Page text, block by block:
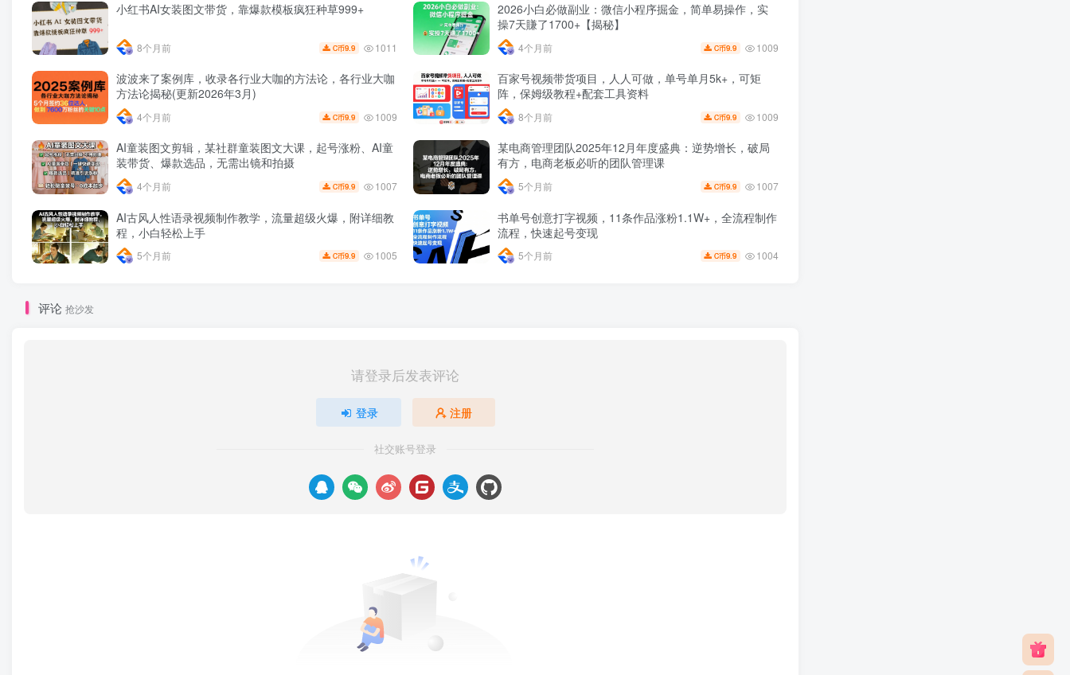
小红书AI女装图文带货，靠爆款模板疯狂种草999+
8个月前 C币9.9 1011
2026小白必做副业：微信小程序掘金，简单易操作，实
操7天賺了1700+【揭秘】
4个月前 C币9.9 1009
波波来了案例库，收录各行业大咖的方法论，各行业大咖
方法论揭秘(更新2026年3月)
4个月前 C币9.9 1009
百家号视频带货项目，人人可做，单号单月5k+，可矩
阵，保姆级教程+配套工具资料
8个月前 C币9.9 1009
AI童装图文剪辑，某社群童装图文大课，起号涨粉、AI童
装带货、爆款选品，无需出镜和拍摄
4个月前 C币9.9 1007
某电商管理团队2025年12月年度盛典：逆势增长，破局
有方，电商老板必听的团队管理课
5个月前 C币9.9 1007
AI古风人性语录视频制作教学，流量超级火爆，附详细教
程，小白轻松上手
5个月前 C币9.9 1005
书单号创意打字视频，11条作品涨粉1.1W+，全流程制作
流程，快速起号变现
5个月前 C币9.9 1004
评论 抢沙发
请登录后发表评论
登录 注册
社交账号登录